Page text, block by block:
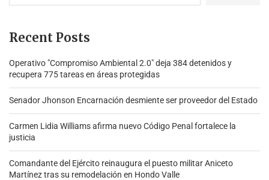
Recent Posts
Operativo "Compromiso Ambiental 2.0″ deja 384 detenidos y
recupera 775 tareas en áreas protegidas
Senador Jhonson Encarnación desmiente ser proveedor del Estado
Carmen Lidia Williams afirma nuevo Código Penal fortalece la
justicia
Comandante del Ejército reinaugura el puesto militar Aniceto
Martínez tras su remodelación en Hondo Valle